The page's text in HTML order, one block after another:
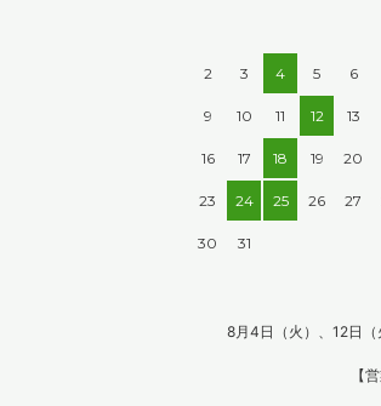
2 3 4 5 6
9 10 11 12 13
16 17 18 19 20
23 24 25 26 27
30 31
8月4日（火）、12日（
【